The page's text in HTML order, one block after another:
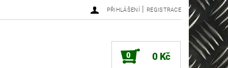
PŘIHLÁŠENÍ | REGISTRACE
0 0 Kč